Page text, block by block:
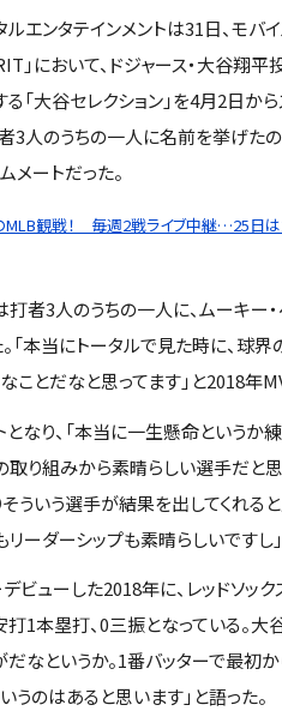
エンタテインメントは31日、モバ
」において、ドジャース・大谷翔平
「大谷セレクション」を4月2日から
3人のうちの一人に名前を挙げたの
メートだった。
MLB観戦！ 毎週2戦ライブ中継…25日は
者3人のうちの一人に、ムーキー・
「本当にトータルで見た時に、球
ことだなと思ってます」と2018年
なり、「本当に一生懸命というか
取り組みから素晴らしい選手だと
そういう選手が結果を出してくれ
リーダーシップも素晴らしいですし
ビューした2018年に、レッドソッ
1本塁打、0三振となっている。
だなというか。1番バッターで最
うのはあると思います」と語った。